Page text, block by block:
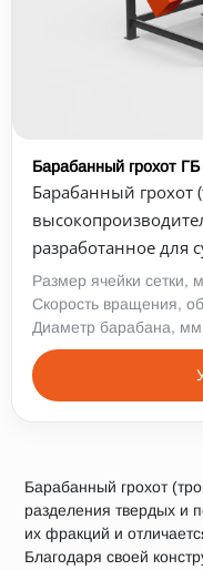
Барабанный грохот
Барабанный грохот
разработанное для
Размер ячейки сетки,
Скорость вращения,
Диаметр барабана, мм
Барабанный грохот
разделения твердых и
их фракций и
Благодаря своей